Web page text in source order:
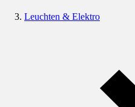
Leuchten & Elektro